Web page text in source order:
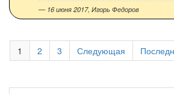
— 16 июня 2017, Игорь Федоров
1 2 3 Следующая